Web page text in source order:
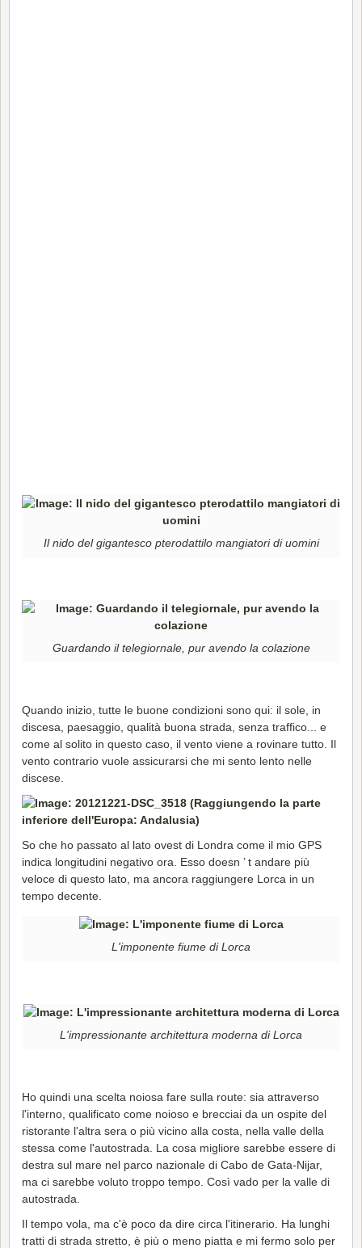
Il nido del gigantesco pterodattilo mangiatori di uomini
Guardando il telegiornale, pur avendo la colazione
Quando inizio, tutte le buone condizioni sono qui: il sole, in
discesa, paesaggio, qualità buona strada, senza traffico... e
come al solito in questo caso, il vento viene a rovinare tutto. Il
vento contrario vuole assicurarsi che mi sento lento nelle
discese.
So che ho passato al lato ovest di Londra come il mio GPS
indica longitudini negativo ora. Esso doesn ’ t andare più
veloce di questo lato, ma ancora raggiungere Lorca in un
tempo decente.
L'imponente fiume di Lorca
L'impressionante architettura moderna di Lorca
Ho quindi una scelta noiosa fare sulla route: sia attraverso
l'interno, qualificato come noioso e brecciai da un ospite del
ristorante l'altra sera o più vicino alla costa, nella valle della
stessa come l'autostrada. La cosa migliore sarebbe essere di
destra sul mare nel parco nazionale di Cabo de Gata-Nijar,
ma ci sarebbe voluto troppo tempo. Così vado per la valle di
autostrada.
Il tempo vola, ma c'è poco da dire circa l'itinerario. Ha lunghi
tratti di strada stretto, è più o meno piatta e mi fermo solo per